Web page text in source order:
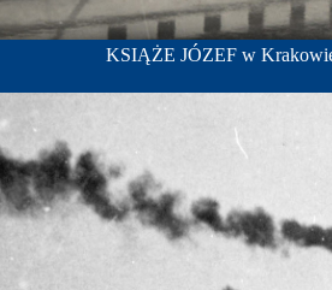
KSIĄŻE JÓZEF w